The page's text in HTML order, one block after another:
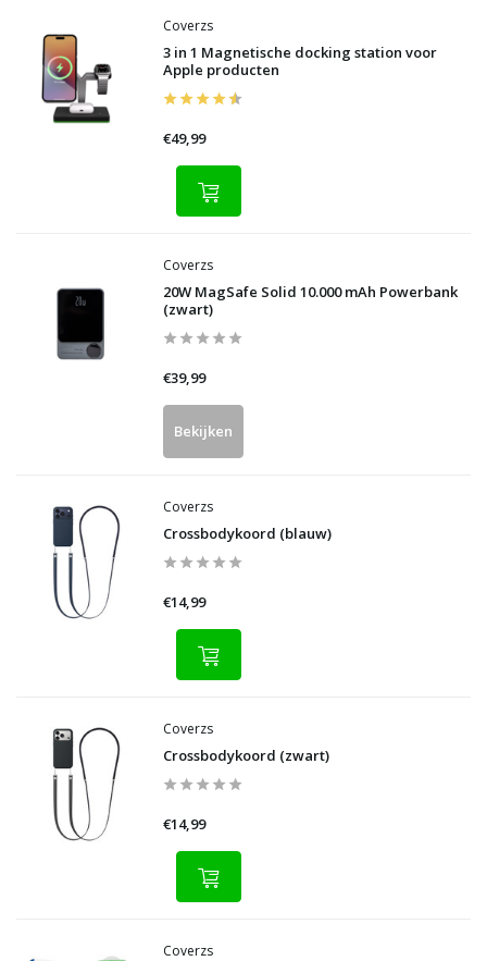
Coverzs
3 in 1 Magnetische docking station voor
Apple producten
€49,99
Coverzs
20W MagSafe Solid 10.000 mAh Powerbank
(zwart)
€39,99
Bekijken
Coverzs
Crossbodykoord (blauw)
€14,99
Coverzs
Crossbodykoord (zwart)
€14,99
Coverzs